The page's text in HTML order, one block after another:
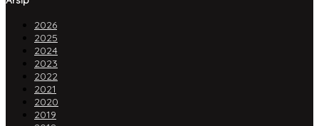
2026
2025
2024
2023
2022
2021
2020
2019